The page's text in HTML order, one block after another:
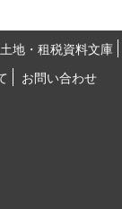
地・租税資料文庫
お問い合わせ